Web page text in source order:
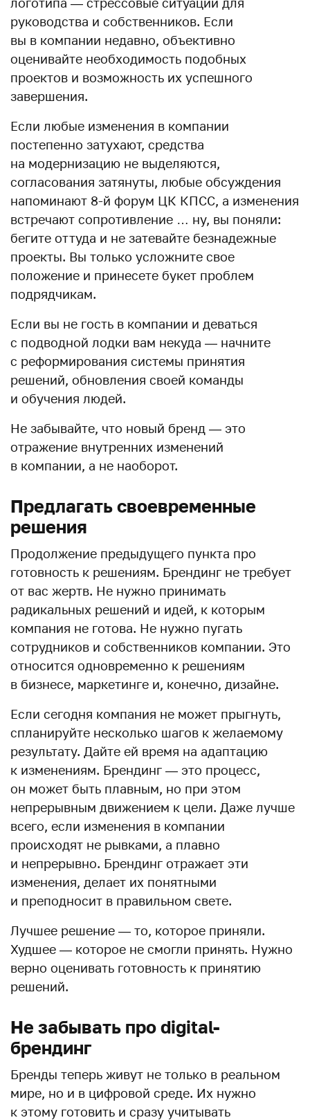
руководства и собственников. Если
вы в компании недавно, объективно
оценивайте необходимость подобных
проектов и возможность их успешного
завершения.
Если любые изменения в компании
постепенно затухают, средства
на модернизацию не выделяются,
согласования затянуты, любые обсуждения
напоминают 8-й форум ЦК КПСС, а изменения
встречают сопротивление … ну, вы поняли:
бегите оттуда и не затевайте безнадежные
проекты. Вы только усложните свое
положение и принесете букет проблем
подрядчикам.
Если вы не гость в компании и деваться
с подводной лодки вам некуда — начните
с реформирования системы принятия
решений, обновления своей команды
и обучения людей.
Не забывайте, что новый бренд — это
отражение внутренних изменений
в компании, а не наоборот.
Предлагать своевременные
решения
Продолжение предыдущего пункта про
готовность к решениям. Брендинг не требует
от вас жертв. Не нужно принимать
радикальных решений и идей, к которым
компания не готова. Не нужно пугать
сотрудников и собственников компании. Это
относится одновременно к решениям
в бизнесе, маркетинге и, конечно, дизайне.
Если сегодня компания не может прыгнуть,
спланируйте несколько шагов к желаемому
результату. Дайте ей время на адаптацию
к изменениям. Брендинг — это процесс,
он может быть плавным, но при этом
непрерывным движением к цели. Даже лучше
всего, если изменения в компании
происходят не рывками, а плавно
и непрерывно. Брендинг отражает эти
изменения, делает их понятными
и преподносит в правильном свете.
Лучшее решение — то, которое приняли.
Худшее — которое не смогли принять. Нужно
верно оценивать готовность к принятию
решений.
Не забывать про digital-
брендинг
Бренды теперь живут не только в реальном
мире, но и в цифровой среде. Их нужно
к этому готовить и сразу учитывать